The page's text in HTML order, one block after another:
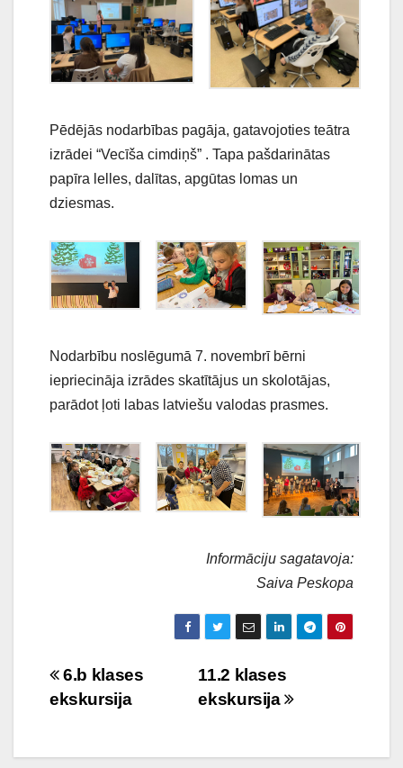
Pēdējās nodarbības pagāja, gatavojoties teātra
izrādei “Vecīša cimdiņš” . Tapa pašdarinātas
papīra lelles, dalītas, apgūtas lomas un
dziesmas.
Nodarbību noslēgumā 7. novembrī bērni
iepriecināja izrādes skatītājus un skolotājas,
parādot ļoti labas latviešu valodas prasmes.
Informāciju sagatavoja:
Saiva Peskopa
Ziņu
izvēlne
11.2 klases
ekskursija
6.b klases
ekskursija